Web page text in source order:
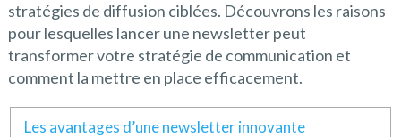
stratégies de diffusion ciblées. Découvrons les raisons
pour lesquelles lancer une newsletter peut
transformer votre stratégie de communication et
comment la mettre en place efficacement.
Les avantages d’une newsletter innovante